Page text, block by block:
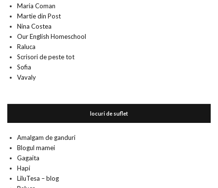
Maria Coman
Martie din Post
Nina Costea
Our English Homeschool
Raluca
Scrisori de peste tot
Sofia
Vavaly
locuri de suflet
Amalgam de ganduri
Blogul mamei
Gagaita
Hapi
LiluTesa – blog